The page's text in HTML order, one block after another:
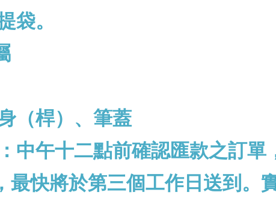
袋。
（桿）、筆蓋
中午十二點前確認匯款之訂
最快將於第三個工作日送到